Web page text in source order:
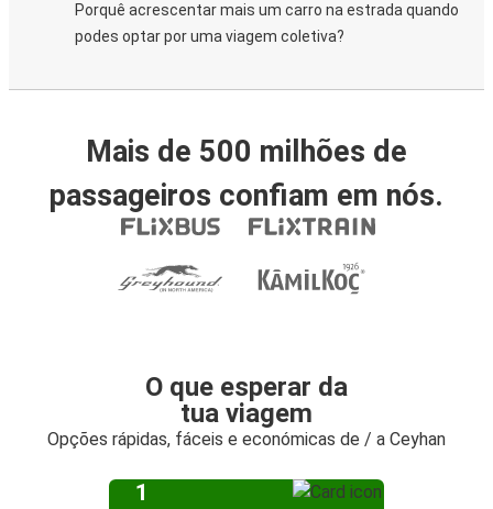
Porquê acrescentar mais um carro na estrada quando
podes optar por uma viagem coletiva?
Mais de 500 milhões de
passageiros confiam em nós.
O que esperar da
tua viagem
Opções rápidas, fáceis e económicas de / a Ceyhan
1